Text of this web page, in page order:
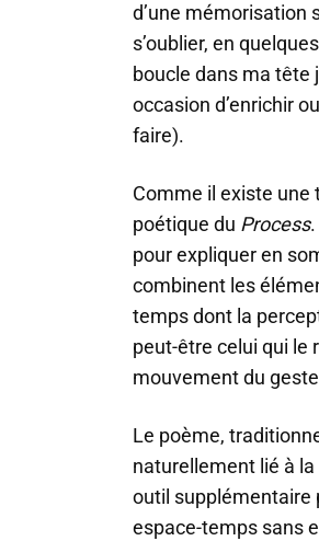
d’une mémorisation
s’oublier, en
boucle dans ma tête
occasion d’enrichir
faire).
Comme il existe une
poétique du Process
pour expliquer en
combinent les
temps dont la
peut-être celui qui le
mouvement du
Le poème,
naturellement lié à la
outil supplémentaire
espace-temps sans